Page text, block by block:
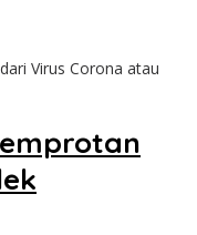
Virus Corona atau